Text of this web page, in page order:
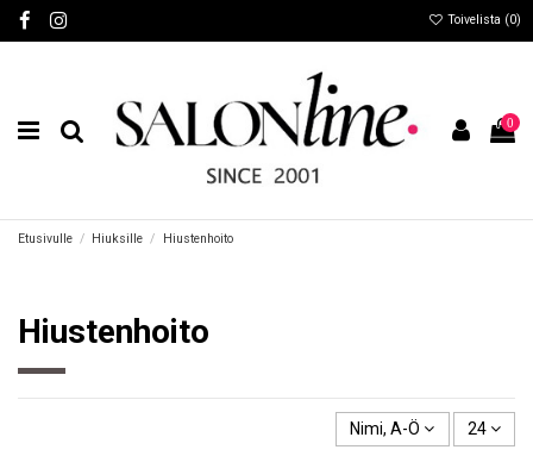
Toivelista (0)
0
Etusivulle Hiuksille Hiustenhoito
Hiustenhoito
Nimi, A-Ö 24